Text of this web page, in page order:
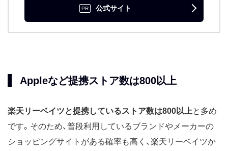
公式サイト
Appleなど提携ストア数は800以上
楽天リーベイツと提携しているストア数は800以上と多め
です。そのため、普段利用しているブランドやメーカーの
ショッピングサイトがある確率も高く、楽天リーベイツか